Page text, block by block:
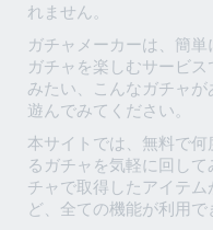
れません。
ガチャメーカーは、簡
ガチャを楽しむサービ
みたい、こんなガチャ
遊んでみてください。
本サイトでは、無料で
るガチャを気軽に回し
チャで取得したアイテ
ど、全ての機能が利用で